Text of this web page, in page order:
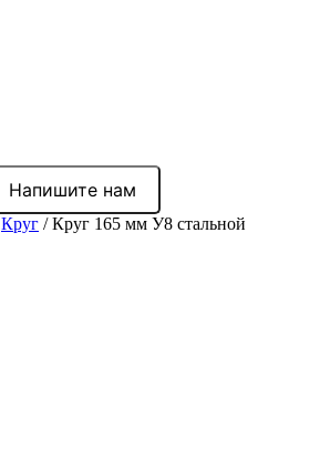
Напишите нам
Круг / Круг 165 мм У8 стальной